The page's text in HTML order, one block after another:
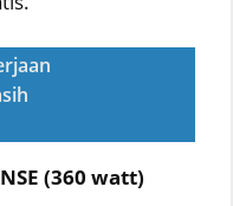
(360 watt)